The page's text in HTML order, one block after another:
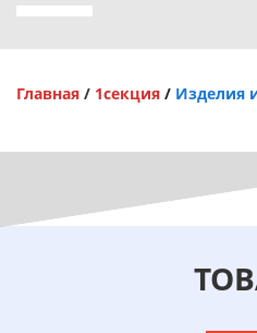
Главная / 1секция / Изделия